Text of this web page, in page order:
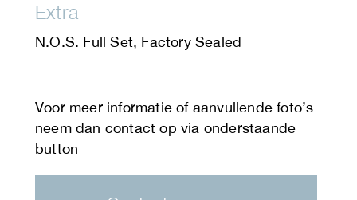
Extra
N.O.S. Full Set, Factory Sealed